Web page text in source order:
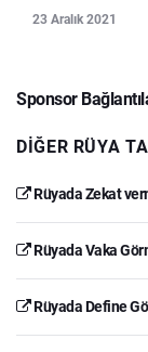
23 Aralık 2021
Sponsor
DIĞER RÜYA
Rüyada Zekat
Rüyada Vaka
Rüyada Define